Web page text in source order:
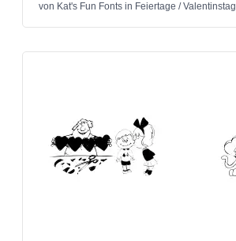
von Kat's Fun Fontsin Feiertage /Valentinstag